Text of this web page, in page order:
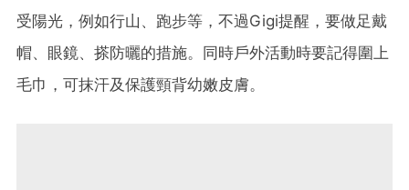
受陽光，例如行山、跑步等，不過Gigi提醒，要做足戴
帽、眼鏡、搽防曬的措施。同時戶外活動時要記得圍上
毛巾，可抹汗及保護頸背幼嫩皮膚。